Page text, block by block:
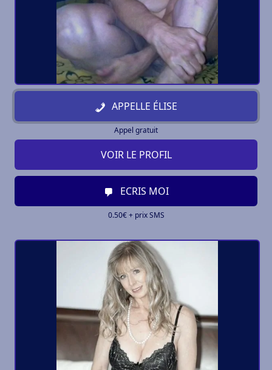
APPELLE ÉLISE
Appel gratuit
VOIR LE PROFIL
ECRIS MOI
0.50€ + prix SMS